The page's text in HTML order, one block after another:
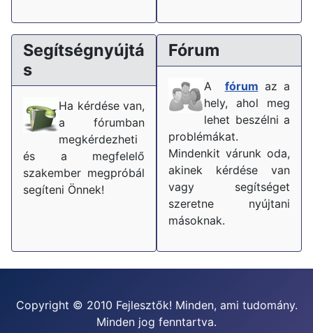
Segítségnyújtá
s
Ha kérdése van,
a fórumban
megkérdezheti
és a megfelelő
szakember megpróbál
segíteni Önnek!
Fórum
A fórum az a
hely, ahol meg
lehet beszélni a
problémákat.
Mindenkit várunk oda,
akinek kérdése van
vagy segítséget
szeretne nyújtani
másoknak.
Copyright © 2010 Fejlesztők! Minden, ami tudomány.
Minden jog fenntartva.